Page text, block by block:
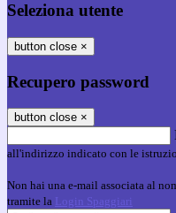
Seleziona utente
button close ×
Recupero password
button close ×
all'indirizzo indicato con le
Non hai una e-mail associata al
tramite la Login Spaggiari